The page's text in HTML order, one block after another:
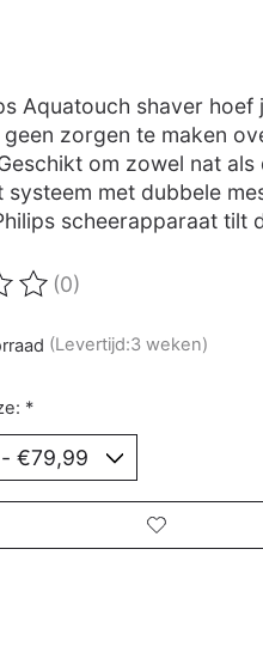
Aquatouch shaver hoef
zorgen te maken
om zowel nat
systeem met dubbele
scheerapparaat tilt
van dit product is
(0)
(Levertijd:3 weken)
*